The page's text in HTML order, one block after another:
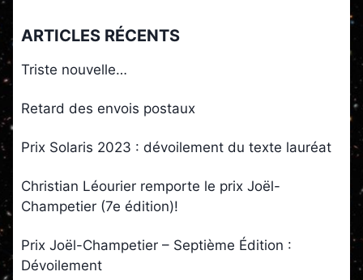
ARTICLES RÉCENTS
Triste nouvelle…
Retard des envois postaux
Prix Solaris 2023 : dévoilement du texte lauréat
Christian Léourier remporte le prix Joël-
Champetier (7e édition)!
Prix Joël-Champetier – Septième Édition :
Dévoilement